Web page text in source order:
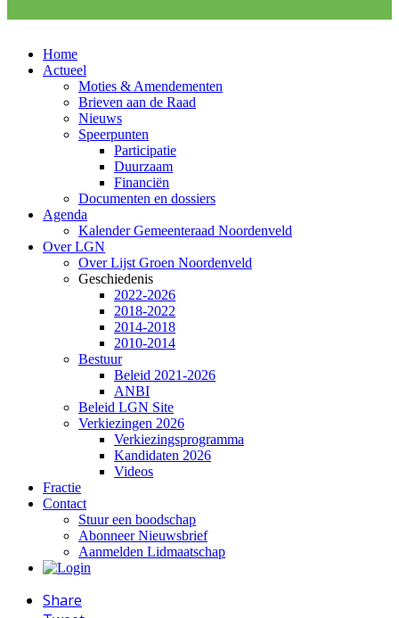
Home
Actueel
Moties & Amendementen
Brieven aan de Raad
Nieuws
Speerpunten
Participatie
Duurzaam
Financiën
Documenten en dossiers
Agenda
Kalender Gemeenteraad Noordenveld
Over LGN
Over Lijst Groen Noordenveld
Geschiedenis
2022-2026
2018-2022
2014-2018
2010-2014
Bestuur
Beleid 2021-2026
ANBI
Beleid LGN Site
Verkiezingen 2026
Verkiezingsprogramma
Kandidaten 2026
Videos
Fractie
Contact
Stuur een boodschap
Abonneer Nieuwsbrief
Aanmelden Lidmaatschap
Share